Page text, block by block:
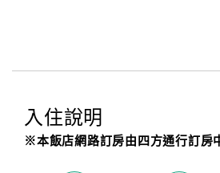
入住說明
※本飯店網路訂房由四方通行訂房